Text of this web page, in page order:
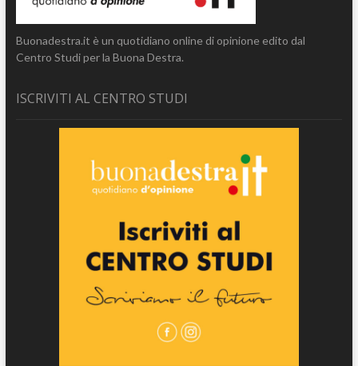
Buonadestra.it è un quotidiano online di opinione edito dal
Centro Studi per la Buona Destra.
ISCRIVITI AL CENTRO STUDI